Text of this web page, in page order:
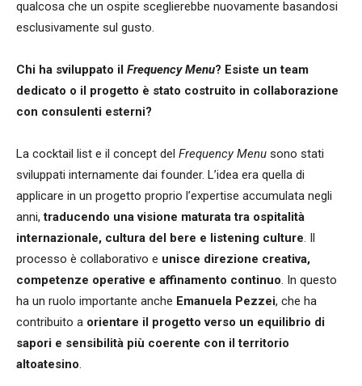
qualcosa che un ospite sceglierebbe nuovamente basandosi
esclusivamente sul gusto.
Chi ha sviluppato il Frequency Menu? Esiste un team
dedicato o il progetto è stato costruito in collaborazione
con consulenti esterni?
La cocktail list e il concept del Frequency Menu sono stati
sviluppati internamente dai founder. L’idea era quella di
applicare in un progetto proprio l’expertise accumulata negli
anni,traducendo una visione maturata tra ospitalità
internazionale, cultura del bere e listening culture. Il
processo è collaborativo e unisce direzione creativa,
competenze operative e affinamento continuo. In questo
ha un ruolo importante anche Emanuela Pezzei, che ha
contribuito a orientare il progetto verso un equilibrio di
sapori e sensibilità più coerente con il territorio
altoatesino.